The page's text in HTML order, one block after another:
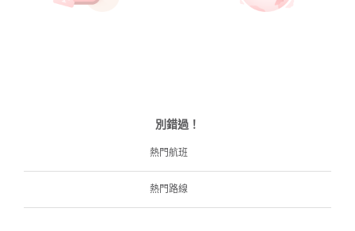
別錯過！
熱門航班
熱門路線